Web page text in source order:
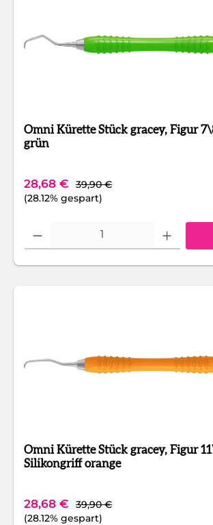
Omni Kürette Stück gracey, Figur 7\8, Silikongriff
grün
Verkaufspreis:
28,68 € Regulärer Preis:
39,90 €
(28.12% gespart)
Produkt Anzahl: Gib den gewünschten Wert ein
Omni Kürette Stück gracey, Figur 11\12,
Silikongriff orange
Verkaufspreis:
28,68 € Regulärer Preis:
39,90 €
(28.12% gespart)